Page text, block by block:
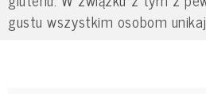
gustu wszystkim osobom